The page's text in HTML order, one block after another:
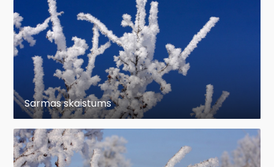
Sarmas skaistums